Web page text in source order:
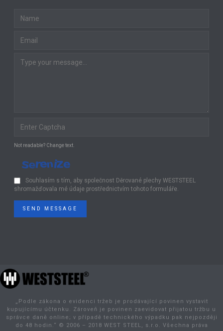
Not readable? Change text.
Souhlasím s tím, aby společnost Děrované plechy WESTSTEEL
shromažďovala mé údaje prostřednictvím tohoto formuláře.
SEND MESSAGE
„Podle zákona o evidenci tržeb je prodávající povinen vystavit
kupujícímu účtenku. Zároveň je povinen zaevidovat přijatou tržbu u
správce daně online; v případě technického výpadku pak nejpozději
do 48 hodin.“ © 2006 – 2018 WEST STEEL, s.r.o. Všechna práva